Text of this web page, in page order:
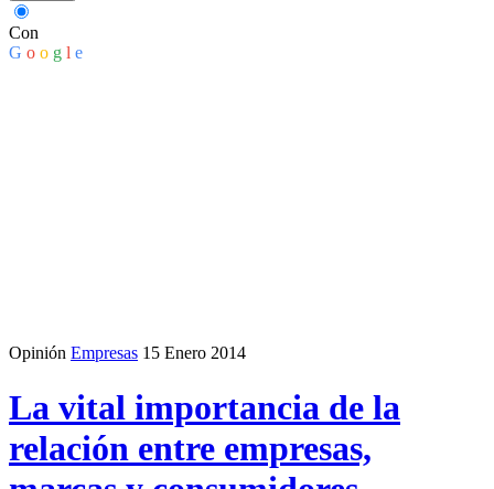
Con
G o o g l e
Opinión Empresas 15 Enero 2014
La vital importancia de la
relación entre empresas,